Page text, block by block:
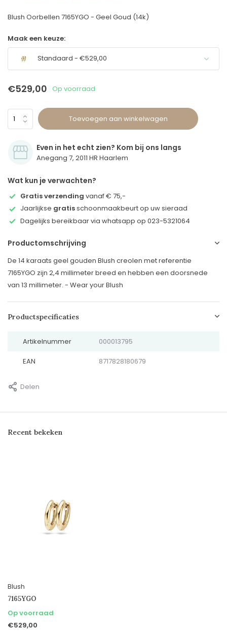
Blush Oorbellen 7165YGO - Geel Goud (14k)
Maak een keuze:
Standaard - €529,00
€529,00 Op voorraad
Toevoegen aan winkelwagen
Even in het echt zien? Kom bij ons langs
Anegang 7, 2011 HR Haarlem
Wat kun je verwachten?
Gratis verzending vanaf € 75,-
Jaarlijkse gratisschoonmaakbeurt op uw sieraad
Dagelijks bereikbaar via whatsapp op 023-5321064
Productomschrijving
De 14 karaats geel gouden Blush creolen met referentie
7165YGO zijn 2,4 millimeter breed en hebben een doorsnede
van 13 millimeter. - Wear your Blush
Productspecificaties
Artikelnummer 000013795
EAN 8717828180679
Delen
Recent bekeken
Blush
7165YGO
Op voorraad
€529,00